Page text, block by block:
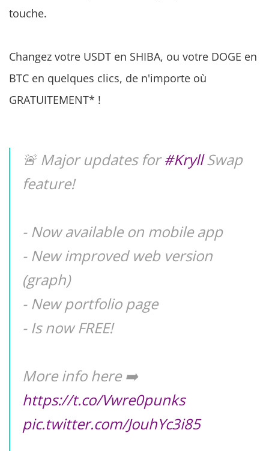
touche.
Changez votre USDT en SHIBA, ou votre DOGE en
BTC en quelques clics, de n'importe où
GRATUITEMENT* !
🚨 Major updates for#KryllSwap
feature!
- Now available on mobile app
- New improved web version
(graph)
- New portfolio page
- Is now FREE!
More info here ➡️
https://t.co/Vwre0punks
pic.twitter.com/JouhYc3i85